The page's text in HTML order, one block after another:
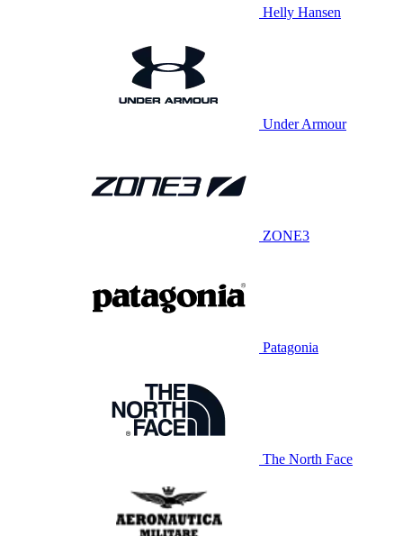
Helly Hansen
Under Armour
ZONE3
Patagonia
The North Face